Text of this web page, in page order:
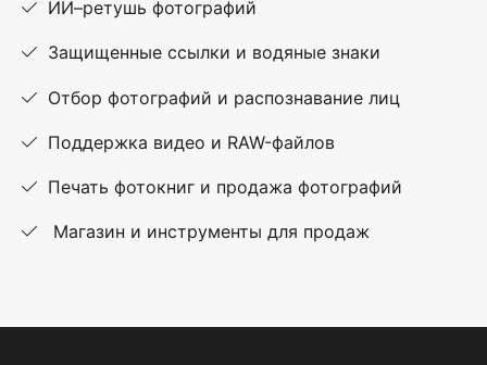
ИИ–ретушь фотографий
Защищенные ссылки и водяные знаки
Отбор фотографий и распознавание лиц
Поддержка видео и RAW-файлов
Печать фотокниг и продажа фотографий
Магазин и инструменты для продаж